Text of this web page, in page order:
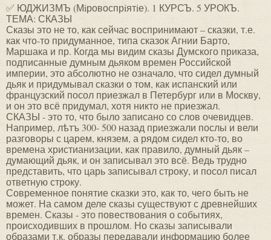
✅ ЮДЖИЗМЪ (Мiровоспрiятiе). 1 КУРСЪ. 5 УРОКЪ.
ТЕМА: СКАЗЫ
Сказы это не то, как сейчас воспринимают – сказки, т.е.
как что-то придуманное, типа сказок Агнии Барто,
Маршака и пр. Когда мы видим сказы Думского приказа,
подписанные думным дьяком времен Российской
империи, это абсолютно не означало, что сидел думный
дьяк и придумывал сказки о том, как испанский или
французский посол приезжал в Петербург или в Москву,
и он это всё придумал, хотя никто не приезжал.
СКАЗЫ - это то, что было записано со слов очевидцев.
Например, лѣтъ 300- 500 назад приезжали послы и вели
разговоры с царем, князем, а рядом сидел кто-то, во
времена христианизации, как правило, думный дьяк –
думающий дьяк, и он записывал это всё. Ведь трудно
представить, что царь записывал строку, и посол писал
ответную строку.
Современное понятие сказки это, как то, чего быть не
может. На самом деле сказы существуют с древнейших
времен. Сказы - это повествования о событиях,
происходивших в прошлом. Но сказы записывали
образами т.к. образы передавали информацию более